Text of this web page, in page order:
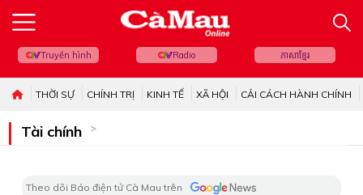
Truyền hình Radio ភាសាខ្មែរ
THỜI SỰ CHÍNH TRỊ KINH TẾ XÃ HỘI CẢI CÁCH HÀNH CHÍNH
Tài chính
Theo dõi Báo điện tử Cà Mau trên